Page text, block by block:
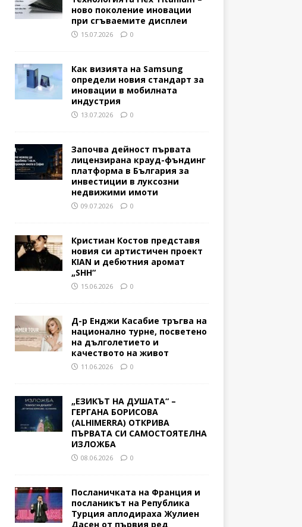
ново поколение иновации
при сгъваемите дисплеи
15.07.2026 0
Как визията на Samsung
определи новия стандарт за
иновации в мобилната
индустрия
13.07.2026 0
Започва дейност първата
лицензирана крауд-фъндинг
платформа в България за
инвестиции в луксозни
недвижими имоти
09.07.2026 0
Кристиан Костов представя
новия си артистичен проект
KIAN и дебютния аромат
„SHH“
15.06.2026 0
Д-р Енджи Касабие тръгва на
национално турне, посветено
на дълголетието и
качеството на живот
11.06.2026 0
„ЕЗИКЪТ НА ДУШАТА“ –
ГЕРГАНА БОРИСОВА
(ALHIMERRA) ОТКРИВА
ПЪРВАТА СИ САМОСТОЯТЕЛНА
ИЗЛОЖБА
08.06.2026 0
Посланичката на Франция и
посланикът на Република
Турция аплодираха Жулиен
Дасен от първия ред